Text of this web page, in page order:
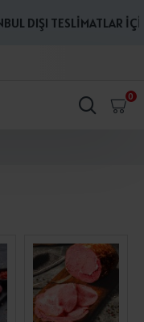
TESLİMATLAR İÇİN
0